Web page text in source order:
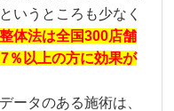
いうところも少なく
体法は全国300店舗
％以上の方に効果が
ータのある施術は、